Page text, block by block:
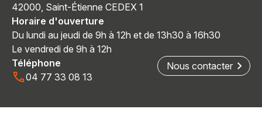
42000, Saint-Étienne CEDEX 1
Horaire d'ouverture
Du lundi au jeudi de 9h à 12h et de 13h30 à 16h30
Le vendredi de 9h à 12h
Téléphone
04 77 33 08 13
Nous contacter